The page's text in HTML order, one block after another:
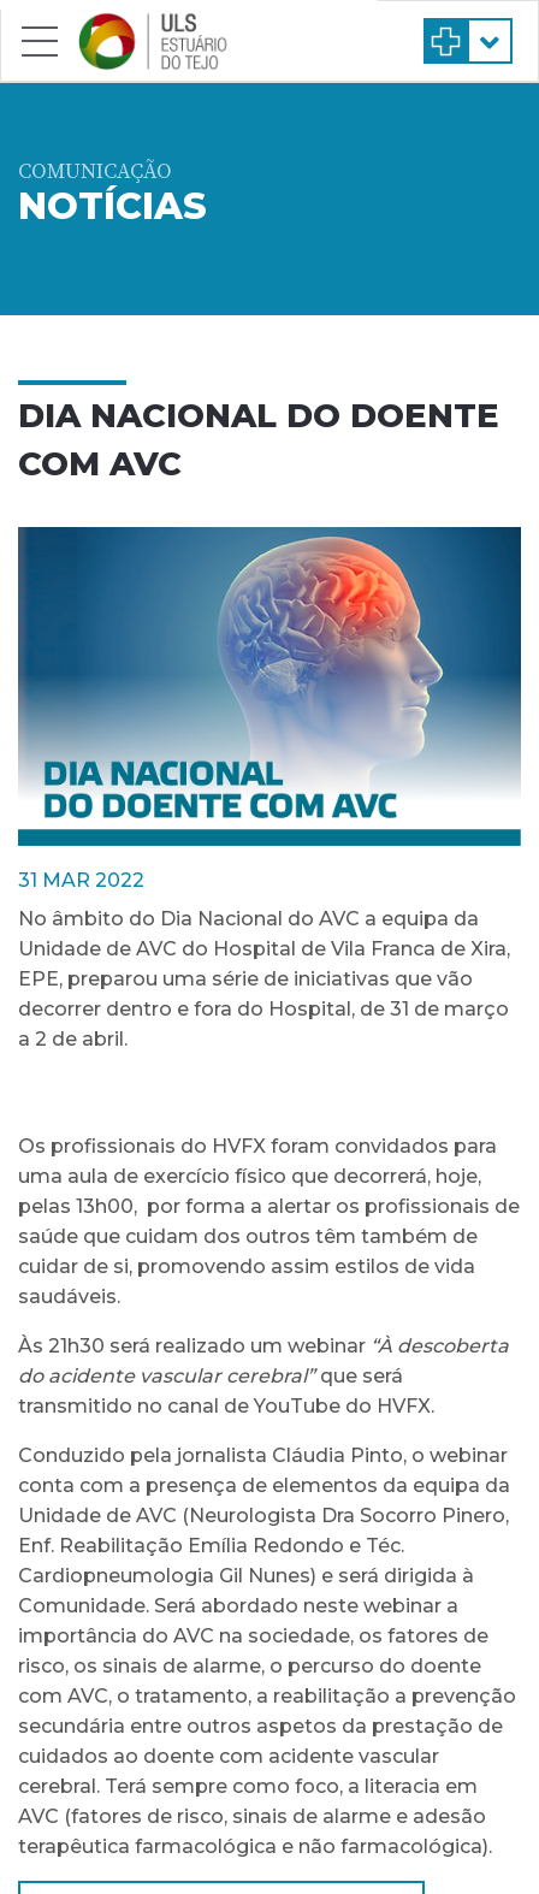
Saltar para conteúdo principal
COMUNICAÇÃO
NOTÍCIAS
DIA NACIONAL DO DOENTE
COM AVC
31 MAR 2022
No âmbito do Dia Nacional do AVC a equipa da
Unidade de AVC do Hospital de Vila Franca de Xira,
EPE, preparou uma série de iniciativas que vão
decorrer dentro e fora do Hospital, de 31 de março
a 2 de abril.
Os profissionais do HVFX foram convidados para
uma aula de exercício físico que decorrerá, hoje,
pelas 13h00, por forma a alertar os profissionais de
saúde que cuidam dos outros têm também de
cuidar de si, promovendo assim estilos de vida
saudáveis.
Às 21h30 será realizado um webinar “À descoberta
do acidente vascular cerebral”que será
transmitido no canal de YouTube do HVFX.
Conduzido pela jornalista Cláudia Pinto, o webinar
conta com a presença de elementos da equipa da
Unidade de AVC (Neurologista Dra Socorro Pinero,
Enf. Reabilitação Emília Redondo e Téc.
Cardiopneumologia Gil Nunes) e será dirigida à
Comunidade. Será abordado neste webinar a
importância do AVC na sociedade, os fatores de
risco, os sinais de alarme, o percurso do doente
com AVC, o tratamento, a reabilitação a prevenção
secundária entre outros aspetos da prestação de
cuidados ao doente com acidente vascular
cerebral. Terá sempre como foco, a literacia em
AVC (fatores de risco, sinais de alarme e adesão
terapêutica farmacológica e não farmacológica).